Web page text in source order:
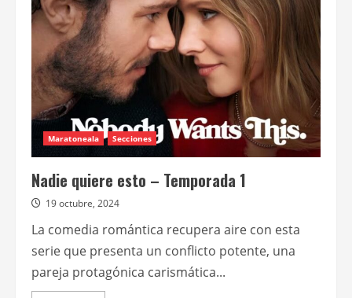
Maratoneala Secciones
Nadie quiere esto – Temporada 1
19 octubre, 2024
La comedia romántica recupera aire con esta
serie que presenta un conflicto potente, una
pareja protagónica carismática...